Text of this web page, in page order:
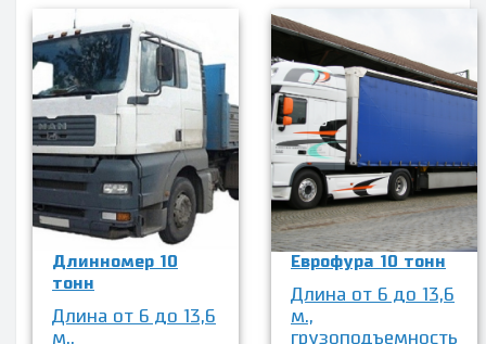
Длинномер 10
тонн
Длина от 6 до 13,6
м.,
Еврофура 10 тонн
Длина от 6 до 13,6
м.,
грузоподъемность